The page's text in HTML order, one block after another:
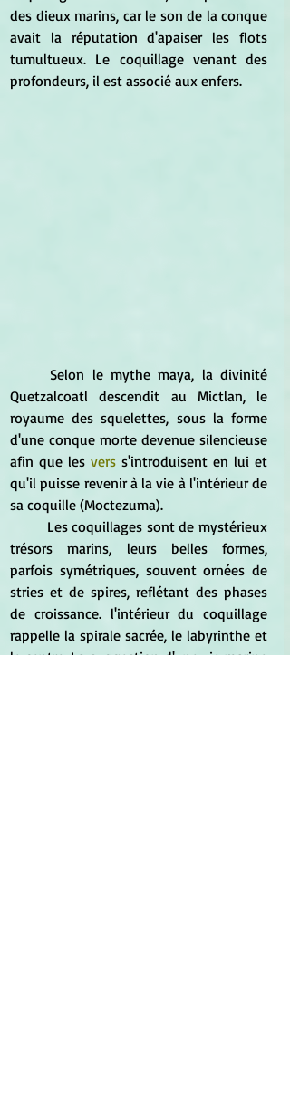
des dieux marins, car le son de la conque
avait la réputation d'apaiser les flots
tumultueux. Le coquillage venant des
profondeurs, il est associé aux enfers.
Quetzalcoatl descendit au Mictlan, le
royaume des squelettes, sous la forme
d'une conque morte devenue silencieuse
afin que les vers s'introduisent en lui et
qu'il puisse revenir à la vie à l'intérieur de
sa coquille (Moctezuma).
trésors marins, leurs belles formes,
parfois symétriques, souvent ornées de
stries et de spires, reflétant des phases
de croissance. l'intérieur du coquillage
rappelle la spirale sacrée, le labyrinthe et
le centre. La suggestion d'une vie marine